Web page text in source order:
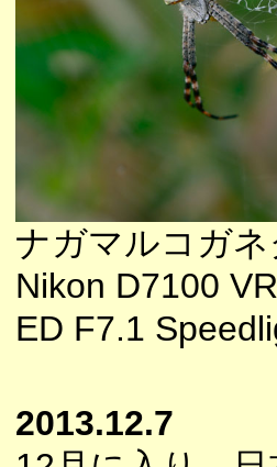
ナガマルコガネ
Nikon D7100
ED F7.1
2013.12.7